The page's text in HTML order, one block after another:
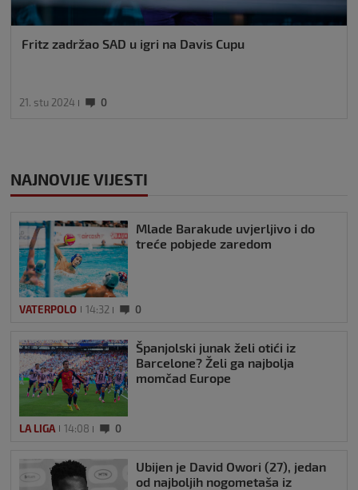
Fritz zadržao SAD u igri na Davis Cupu
21. stu 2024 0
NAJNOVIJE VIJESTI
Mlade Barakude uvjerljivo i do
treće pobjede zaredom
VATERPOLO 14:32 0
Španjolski junak želi otići iz
Barcelone? Želi ga najbolja
momčad Europe
LA LIGA 14:08 0
Ubijen je David Owori (27), jedan
od najboljih nogometaša iz